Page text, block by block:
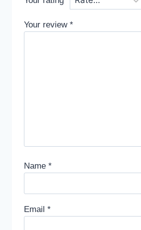
Your review *
Name *
Email *